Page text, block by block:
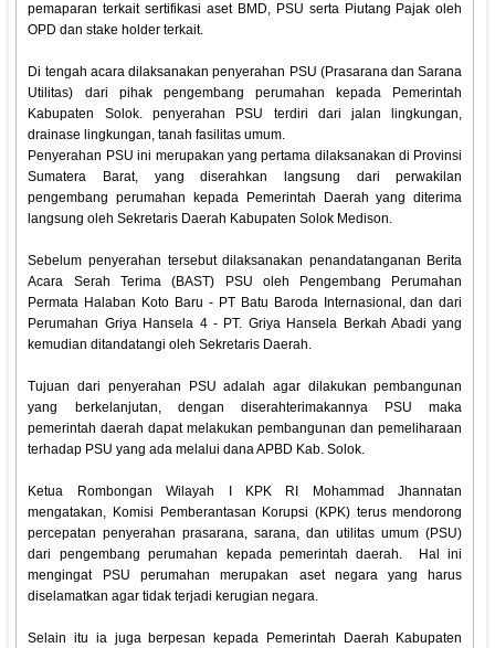
pemaparan terkait sertifikasi aset BMD, PSU serta Piutang Pajak oleh
OPD dan stake holder terkait.
Di tengah acara dilaksanakan penyerahan PSU (Prasarana dan Sarana
Utilitas) dari pihak pengembang perumahan kepada Pemerintah
Kabupaten Solok. penyerahan PSU terdiri dari jalan lingkungan,
drainase lingkungan, tanah fasilitas umum.
Penyerahan PSU ini merupakan yang pertama dilaksanakan di Provinsi
Sumatera Barat, yang diserahkan langsung dari perwakilan
pengembang perumahan kepada Pemerintah Daerah yang diterima
langsung oleh Sekretaris Daerah Kabupaten Solok Medison.
Sebelum penyerahan tersebut dilaksanakan penandatanganan Berita
Acara Serah Terima (BAST) PSU oleh Pengembang Perumahan
Permata Halaban Koto Baru - PT Batu Baroda Internasional, dan dari
Perumahan Griya Hansela 4 - PT. Griya Hansela Berkah Abadi yang
kemudian ditandatangi oleh Sekretaris Daerah.
Tujuan dari penyerahan PSU adalah agar dilakukan pembangunan
yang berkelanjutan, dengan diserahterimakannya PSU maka
pemerintah daerah dapat melakukan pembangunan dan pemeliharaan
terhadap PSU yang ada melalui dana APBD Kab. Solok.
Ketua Rombongan Wilayah I KPK RI Mohammad Jhannatan
mengatakan, Komisi Pemberantasan Korupsi (KPK) terus mendorong
percepatan penyerahan prasarana, sarana, dan utilitas umum (PSU)
dari pengembang perumahan kepada pemerintah daerah. Hal ini
mengingat PSU perumahan merupakan aset negara yang harus
diselamatkan agar tidak terjadi kerugian negara.
Selain itu ia juga berpesan kepada Pemerintah Daerah Kabupaten